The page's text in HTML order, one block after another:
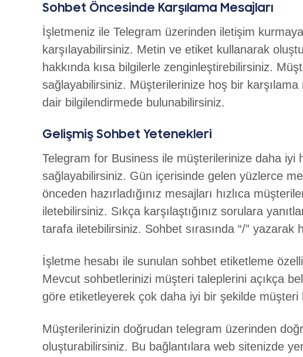
Sohbet Öncesinde Karşılama Mesajları
İşletmeniz ile Telegram üzerinden iletişim
karşılayabilirsiniz. Metin ve etiket kullanarak
hakkında kısa bilgilerle zenginleştirebilirsiniz.
sağlayabilirsiniz. Müşterilerinize hoş bir
dair bilgilendirmede bulunabilirsiniz.
Gelişmiş Sohbet Yetenekleri
Telegram for Business ile müşterilerinize daha iyi
sağlayabilirsiniz. Gün içerisinde gelen yüzlerce
önceden hazırladığınız mesajları hızlıca
iletebilirsiniz. Sıkça karşılaştığınız sorulara
tarafa iletebilirsiniz. Sohbet sırasında “/” yazarak
İşletme hesabı ile sunulan sohbet etiketleme
Mevcut sohbetlerinizi müşteri taleplerini açıkça
göre etiketleyerek çok daha iyi bir şekilde müşteri
Müşterilerinizin doğrudan telegram üzerinden
oluşturabilirsiniz. Bu bağlantılara web sitenizde